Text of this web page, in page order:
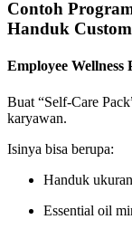
Contoh
Handuk Custom
Employee Wellness
Buat “Self-Care
karyawan.
Isinya bisa berupa:
Handuk
Essential oil